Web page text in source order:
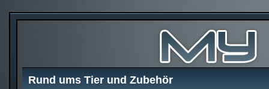
Rund ums Tier und Zubehör